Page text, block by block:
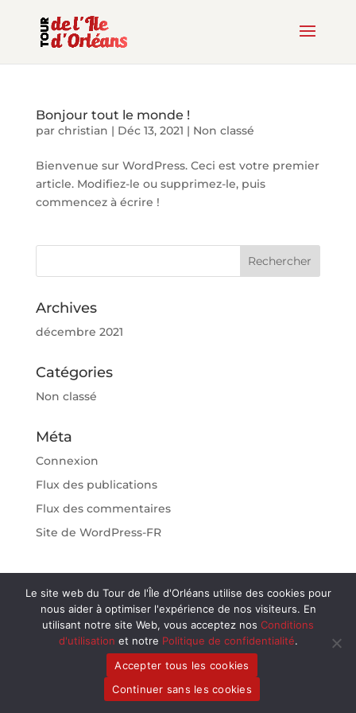
Bonjour tout le monde !
par christian | Déc 13, 2021 | Non classé
Bienvenue sur WordPress. Ceci est votre premier
article. Modifiez-le ou supprimez-le, puis
commencez à écrire !
Archives
décembre 2021
Catégories
Non classé
Méta
Connexion
Flux des publications
Flux des commentaires
Site de WordPress-FR
Le site web du Tour de l'Île d'Orléans utilise des cookies pour
nous aider à optimiser l'expérience de nos visiteurs. En
utilisant notre site Web, vous acceptez nos Conditions
d'utilisation et notre Politique de confidentialité.
Accepter tous les cookies
Continuer sans les cookies